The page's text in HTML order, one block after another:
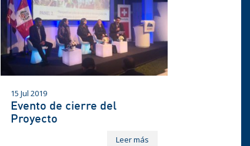
15 Jul 2019
Evento de cierre del
Proyecto
Leer más